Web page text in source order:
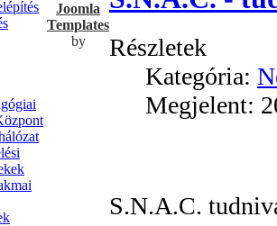
Részletek
Kategória:
Megjelent:
S.N.A.C.
Joomla
Templates
by